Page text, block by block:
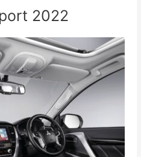
2022